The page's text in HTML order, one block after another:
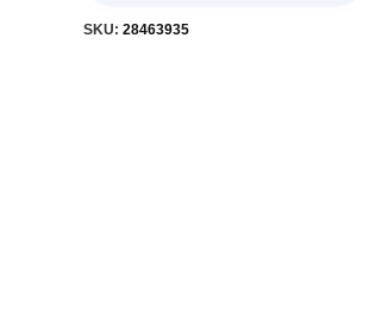
SKU: 28463935